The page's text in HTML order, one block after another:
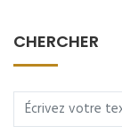
CHERCHER